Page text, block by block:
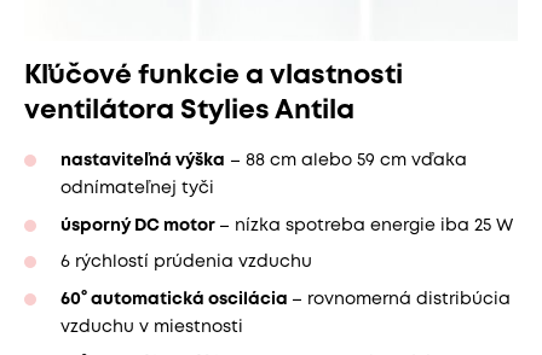
Kľúčové funkcie a vlastnosti
ventilátora Stylies Antila
nastaviteľná výška – 88 cm alebo 59 cm vďaka
odnímateľnej tyči
úsporný DC motor – nízka spotreba energie iba 25 W
6 rýchlostí prúdenia vzduchu
60° automatická oscilácia – rovnomerná distribúcia
vzduchu v miestnosti